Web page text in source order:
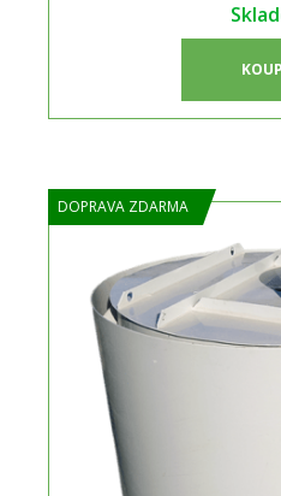
DOPRAVA ZDARMA